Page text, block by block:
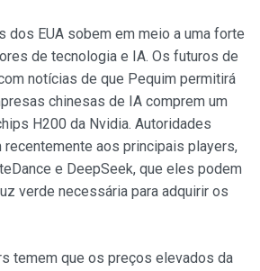
dos EUA sobem em meio a uma forte
de tecnologia e IA. Os futuros de
notícias de que Pequim permitirá
chinesas de IA comprem um
H200 da Nvidia. Autoridades
recentemente aos principais players,
e DeepSeek, que eles podem
verde necessária para adquirir os
temem que os preços elevados da